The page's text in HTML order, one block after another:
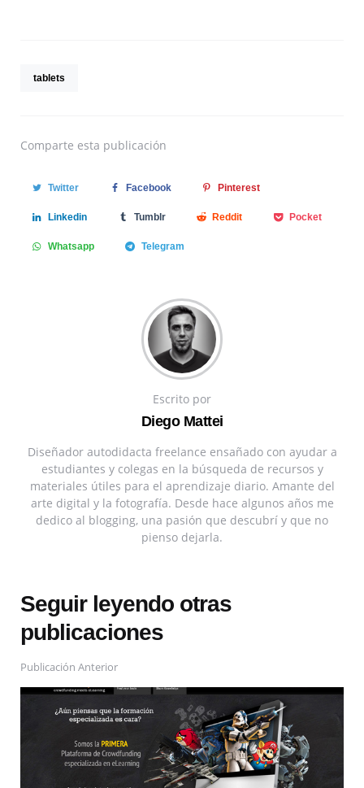
tablets
Comparte esta publicación
Twitter Facebook Pinterest
Linkedin Tumblr Reddit Pocket
Whatsapp Telegram
Escrito por
Diego Mattei
Diseñador autodidacta freelance ensañado con ayudar a
estudiantes y colegas en la búsqueda de recursos y
materiales útiles para el aprendizaje diario. Amante del
arte digital y la fotografía. Desde hace algunos años me
dedico al blogging, una pasión que descubrí y que no
pienso dejarla.
Seguir leyendo otras
publicaciones
Publicación Anterior